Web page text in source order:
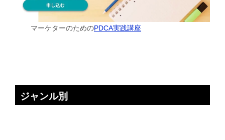
マーケターのためのPDCA実践講座
ジャンル別